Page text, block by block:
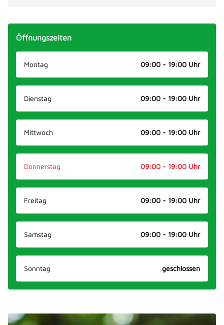
Öffnungszeiten
Montag 09:00 - 19:00 Uhr
Dienstag 09:00 - 19:00 Uhr
Mittwoch 09:00 - 19:00 Uhr
Donnerstag 09:00 - 19:00 Uhr
Freitag 09:00 - 19:00 Uhr
Samstag 09:00 - 19:00 Uhr
Sonntag geschlossen